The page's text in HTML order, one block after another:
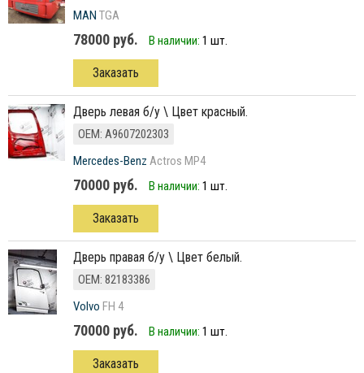
MAN TGA
78000 руб. В наличии: 1 шт.
Заказать
Дверь левая б/у \ Цвет красный.
ОЕМ: A9607202303
Mercedes-Benz Actros MP4
70000 руб. В наличии: 1 шт.
Заказать
дверь правая б/у \ Цвет белый.
ОЕМ: 82183386
Volvo FH 4
70000 руб. В наличии: 1 шт.
Заказать